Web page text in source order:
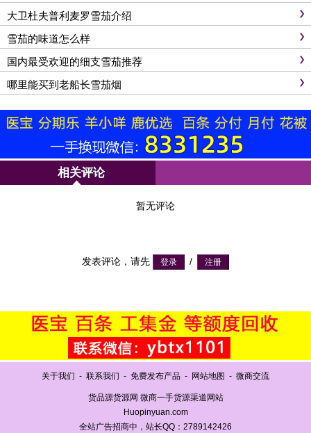
大卫杜夫普利麦罗雪茄介绍
雪茄的味道怎么样
国内最受欢迎的细支雪茄推荐
哪里能买到老船长雪茄烟
相关评论
暂无评论
发表评论，请先 /
关于我们 - 联系我们 - 免费发布产品 - 网站地图 - 微商交流
货品源货源网 微商一手货源渠道网站
Huopinyuan.com
全站广告招商中，站长QQ：2789142426